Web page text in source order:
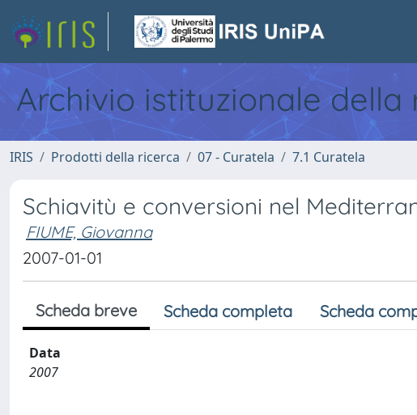
Archivio istituzionale
IRIS Prodotti della ricerca 07 - Curatela 7.1 Curatela
Schiavitù e conversioni nel
FIUME, Giovanna
2007-01-01
Scheda breve Scheda completa Scheda
Data
2007